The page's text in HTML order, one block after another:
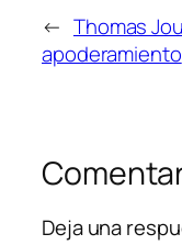
← Thomas
apoderamiento
Deja una